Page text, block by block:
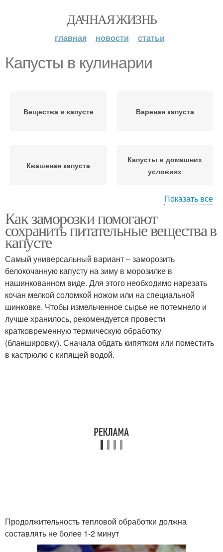
ДАЧНАЯ ЖИЗНЬ
главная новости статьи
Капусты в кулинарии
Вещества в капусте Вареная капуста
Квашеная капуста
Капусты в домашних
условиях
Мороженная капуста
капусты
Салат из мороженной
капусты
Рулеты из мороженной
капусты
Капуста из мороженной
капусты
Капусты в песок
Показать все
Как заморозки помогают
сохранить питательные вещества в
капусте
Самый универсальный вариант – заморозить
белокочанную капусту на зиму в морозилке в
нашинкованном виде. Для этого необходимо нарезать
кочан мелкой соломкой ножом или на специальной
шинковке. Чтобы измельченное сырье не потемнело и
лучше хранилось, рекомендуется провести
кратковременную термическую обработку
(бланшировку). Сначала обдать кипятком или поместить
в кастрюлю с кипящей водой.
Продолжительность тепловой обработки должна
составлять не более 1-2 минут